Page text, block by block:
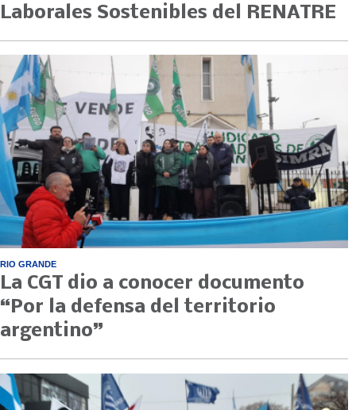
Laborales Sostenibles del RENATRE
RIO GRANDE
La CGT dio a conocer documento
“Por la defensa del territorio
argentino”